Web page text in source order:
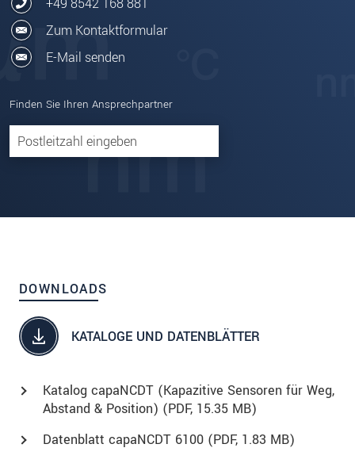
Zum Kontaktformular
E-Mail senden
Finden Sie Ihren Ansprechpartner
DOWNLOADS
KATALOGE UND DATENBLÄTTER
Katalog capaNCDT (Kapazitive Sensoren für Weg,
Abstand & Position) (PDF, 15.35 MB)
Datenblatt capaNCDT 6100 (PDF, 1.83 MB)